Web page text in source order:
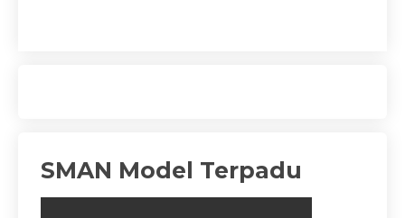
SMAN Model Terpadu